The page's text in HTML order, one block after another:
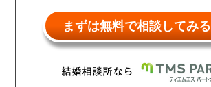
まずは無料で相談してみる